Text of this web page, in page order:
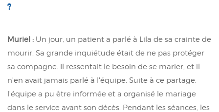
?
Muriel : Un jour, un patient a parlé à Lila de sa crainte de
mourir. Sa grande inquiétude était de ne pas protéger
sa compagne. Il ressentait le besoin de se marier, et il
n'en avait jamais parlé à l'équipe. Suite à ce partage,
l'équipe a pu être informée et a organisé le mariage
dans le service avant son décès. Pendant les séances, les